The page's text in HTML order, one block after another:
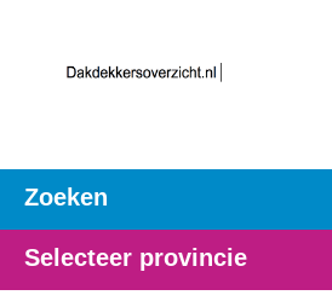
Zoeken
Selecteer provincie